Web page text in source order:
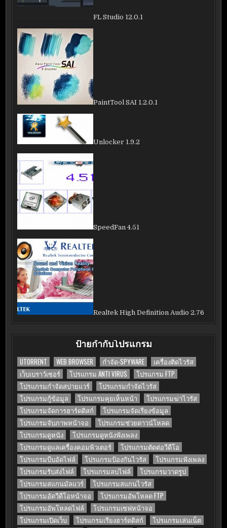
FL Studio 12.0.1
PaintTool SAI 1.2.0.1
Unlocker 1.9.2
SpeedFan 4.51
Realtek High Definition Audio 2.76
ป้ายกำกับโปรแกรม
UTORRENT WEB BROWSER กำจัด-SPYWARE
เครื่องติดไวรัส
เว็บเบราว์เซอร์
โปรแกรม ANTI VIRUS
โปรแกรม FTP
โปรแกรมกำจัดสปายแวร์
โปรแกรมกำจัดไวรัส
โปรแกรมกู้ข้อมูล
โปรแกรมคุยเห็นหน้า
โปรแกรมฆ่าไวรัส
โปรแกรมจัดการฮาร์ดดิสก์
โปรแกรมจัดเรียงข้อมูล
โปรแกรมจับภาพหน้าจอ
โปรแกรมช่วยดาวน์โหลด
โปรแกรมดูหนัง
โปรแกรมดูหนังฟังเพลง
โปรแกรมดูแลเครื่องคอมพิวเตอร์
โปรแกรมตัดต่อวีดีโอ
โปรแกรมบีบอัดไฟล์
โปรแกรมป้องกันไวรัส
โปรแกรมฟังเพลง
โปรแกรมรับส่งไฟล์
โปรแกรมลบไฟล์
โปรแกรมวาดรูป
โปรแกรมสแกนมัลแวร์
โปรแกรมสแกนไวรัส
โปรแกรมอัดวีดีโอหน้าจอ
โปรแกรมอัพโหลด FTP
โปรแกรมอัพโหลดไฟล์
โปรแกรมเซฟหน้าจอ
โปรแกรมเปิดเว็บ
โปรแกรมเรียงฮาร์ดดิสก์
โปรแกรมเล่นเน็ต